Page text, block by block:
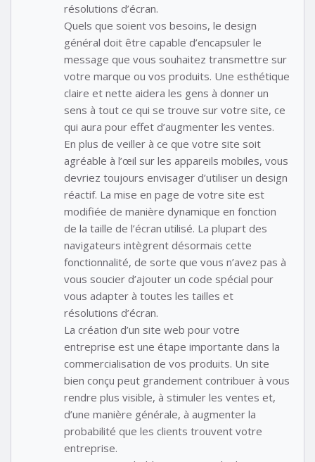
résolutions d’écran.
Quels que soient vos besoins, le design
général doit être capable d’encapsuler le
message que vous souhaitez transmettre sur
votre marque ou vos produits. Une esthétique
claire et nette aidera les gens à donner un
sens à tout ce qui se trouve sur votre site, ce
qui aura pour effet d’augmenter les ventes.
En plus de veiller à ce que votre site soit
agréable à l’œil sur les appareils mobiles, vous
devriez toujours envisager d’utiliser un design
réactif. La mise en page de votre site est
modifiée de manière dynamique en fonction
de la taille de l’écran utilisé. La plupart des
navigateurs intègrent désormais cette
fonctionnalité, de sorte que vous n’avez pas à
vous soucier d’ajouter un code spécial pour
vous adapter à toutes les tailles et
résolutions d’écran.
La création d’un site web pour votre
entreprise est une étape importante dans la
commercialisation de vos produits. Un site
bien conçu peut grandement contribuer à vous
rendre plus visible, à stimuler les ventes et,
d’une manière générale, à augmenter la
probabilité que les clients trouvent votre
entreprise.